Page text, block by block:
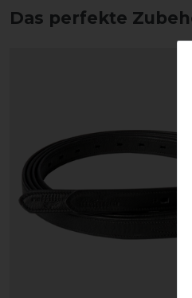
Das perfekte